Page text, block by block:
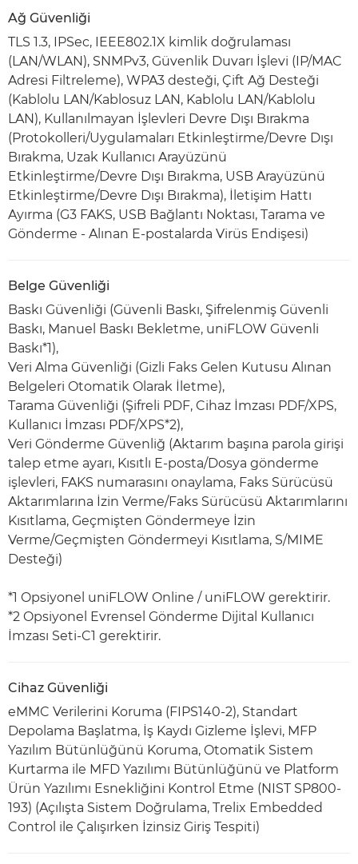
Ağ Güvenliği
TLS 1.3, IPSec, IEEE802.1X kimlik doğrulaması
(LAN/WLAN), SNMPv3, Güvenlik Duvarı İşlevi (IP/MAC
Adresi Filtreleme), WPA3 desteği, Çift Ağ Desteği
(Kablolu LAN/Kablosuz LAN, Kablolu LAN/Kablolu
LAN), Kullanılmayan İşlevleri Devre Dışı Bırakma
(Protokolleri/Uygulamaları Etkinleştirme/Devre Dışı
Bırakma, Uzak Kullanıcı Arayüzünü
Etkinleştirme/Devre Dışı Bırakma, USB Arayüzünü
Etkinleştirme/Devre Dışı Bırakma), İletişim Hattı
Ayırma (G3 FAKS, USB Bağlantı Noktası, Tarama ve
Gönderme - Alınan E-postalarda Virüs Endişesi)
Belge Güvenliği
Baskı Güvenliği (Güvenli Baskı, Şifrelenmiş Güvenli
Baskı, Manuel Baskı Bekletme, uniFLOW Güvenli
Baskı*1),
Veri Alma Güvenliği (Gizli Faks Gelen Kutusu Alınan
Belgeleri Otomatik Olarak İletme),
Tarama Güvenliği (Şifreli PDF, Cihaz İmzası PDF/XPS,
Kullanıcı İmzası PDF/XPS*2),
Veri Gönderme Güvenliğ (Aktarım başına parola girişi
talep etme ayarı, Kısıtlı E-posta/Dosya gönderme
işlevleri, FAKS numarasını onaylama, Faks Sürücüsü
Aktarımlarına İzin Verme/Faks Sürücüsü Aktarımlarını
Kısıtlama, Geçmişten Göndermeye İzin
Verme/Geçmişten Göndermeyi Kısıtlama, S/MIME
Desteği)
*1 Opsiyonel uniFLOW Online / uniFLOW gerektirir.
*2 Opsiyonel Evrensel Gönderme Dijital Kullanıcı
İmzası Seti-C1 gerektirir.
Cihaz Güvenliği
eMMC Verilerini Koruma (FIPS140-2), Standart
Depolama Başlatma, İş Kaydı Gizleme İşlevi, MFP
Yazılım Bütünlüğünü Koruma, Otomatik Sistem
Kurtarma ile MFD Yazılımı Bütünlüğünü ve Platform
Ürün Yazılımı Esnekliğini Kontrol Etme (NIST SP800-
193) (Açılışta Sistem Doğrulama, Trelix Embedded
Control ile Çalışırken İzinsiz Giriş Tespiti)